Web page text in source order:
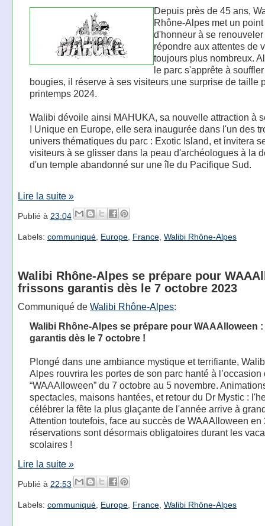
Depuis près de 45 ans,
Rhône-Alpes met un point
d'honneur à se
répondre aux attentes de
toujours plus nombreux.
le parc s'apprête à
bougies, il réserve à ses visiteurs une surprise de taille
printemps 2024.
Walibi dévoile ainsi MAHUKA, sa nouvelle attraction à
! Unique en Europe, elle sera inaugurée dans l'un des
univers thématiques du parc : Exotic Island, et invitera
visiteurs à se glisser dans la peau d'archéologues à la
d'un temple abandonné sur une île du Pacifique Sud.
Lire la suite »
Publié à 23:04
Labels: communiqué, Europe, France, Walibi Rhône-Alpes
Walibi Rhône-Alpes se prépare pour
frissons garantis dès le 7 octobre 2023
Communiqué de Walibi Rhône-Alpes:
Walibi Rhône-Alpes se prépare pour WAAAlloween
garantis dès le 7 octobre !
Plongé dans une ambiance mystique et terrifiante,
Alpes rouvrira les portes de son parc hanté à l’occasion
“WAAAlloween” du 7 octobre au 5 novembre.
spectacles, maisons hantées, et retour du Dr Mystic :
célébrer la fête la plus glaçante de l'année arrive à
Attention toutefois, face au succès de WAAAlloween en
réservations sont désormais obligatoires durant les
scolaires !
Lire la suite »
Publié à 22:53
Labels: communiqué, Europe, France, Walibi Rhône-Alpes